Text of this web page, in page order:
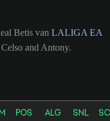
Betis van LALIGA EA
and Antony.
POS ALG SNL